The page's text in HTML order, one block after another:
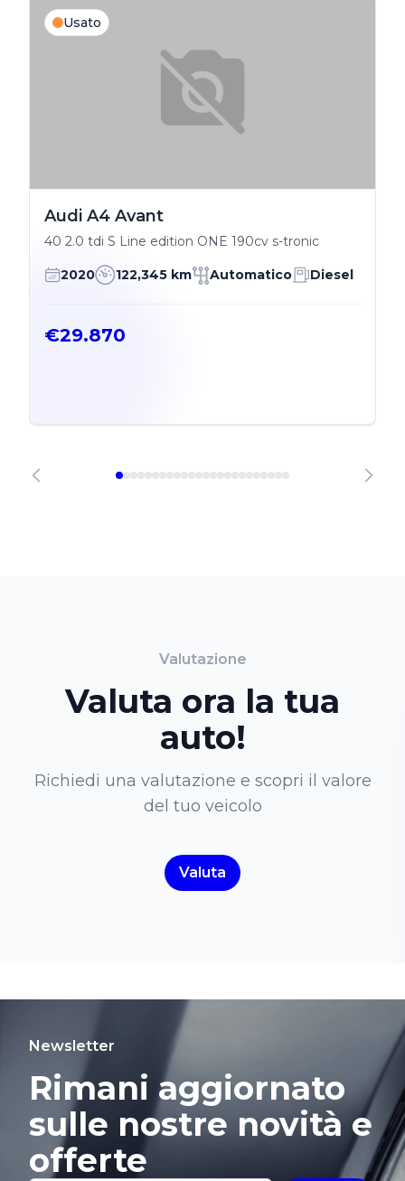
Usato
Audi A4 Avant
40 2.0 tdi S Line edition ONE 190cv s-tronic
2020 122,345 km Automatico Diesel
€29.870
Valutazione
Valuta ora la tua
auto!
Richiedi una valutazione e scopri il valore
del tuo veicolo
Valuta
Newsletter
Rimani aggiornato
sulle nostre novità e
offerte